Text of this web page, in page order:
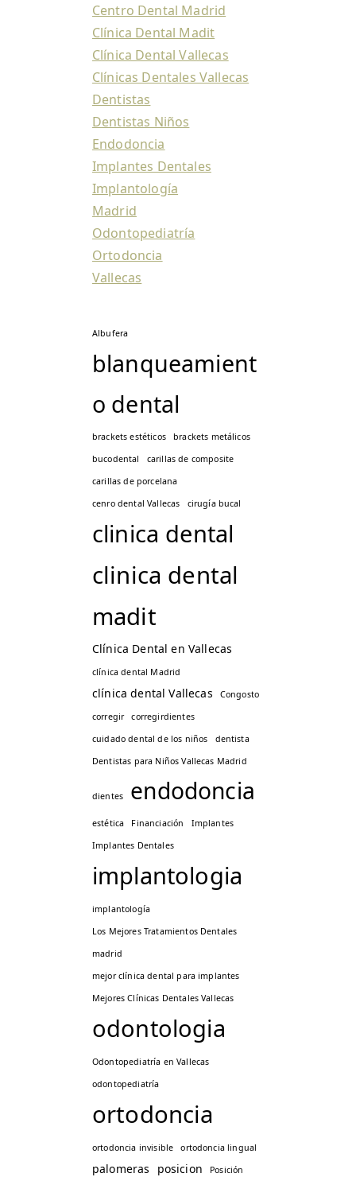
Centro Dental Madrid
Clínica Dental Madit
Clínica Dental Vallecas
Clínicas Dentales Vallecas
Dentistas
Dentistas Niños
Endodoncia
Implantes Dentales
Implantología
Madrid
Odontopediatría
Ortodoncia
Vallecas
Albufera
blanqueamient
o dental
brackets estéticos
brackets metálicos
bucodental
carillas de composite
carillas de porcelana
cenro dental Vallecas
cirugía bucal
clinica dental
clinica dental
madit
Clínica Dental en Vallecas
clínica dental Madrid
clínica dental Vallecas
Congosto
corregir
corregirdientes
cuidado dental de los niños
dentista
Dentistas para Niños Vallecas Madrid
dientes endodoncia
estética Financiación
Implantes
Implantes Dentales
implantologia
implantología
Los Mejores Tratamientos Dentales
madrid
mejor clínica dental para implantes
Mejores Clínicas Dentales Vallecas
odontologia
Odontopediatría en Vallecas
odontopediatría
ortodoncia
ortodoncia invisible ortodoncia lingual
palomeras posicion
Posición